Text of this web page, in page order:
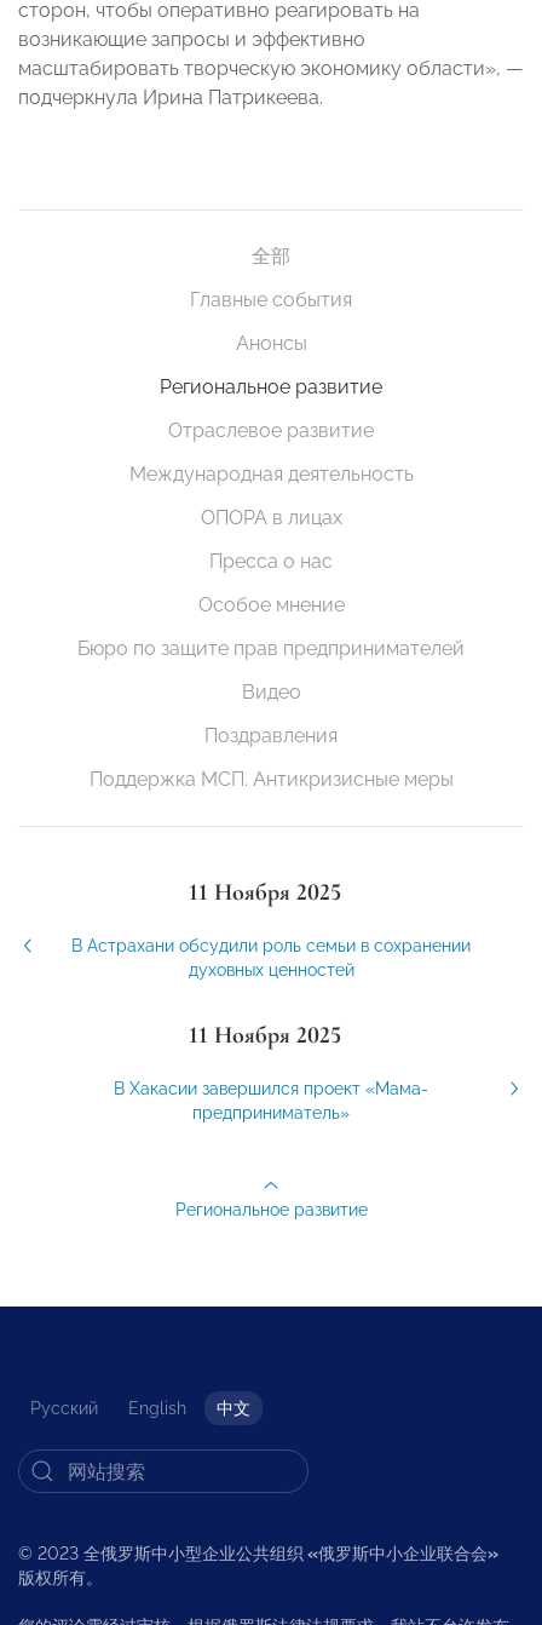
сторон, чтобы оперативно реагировать на
возникающие запросы и эффективно
масштабировать творческую экономику области», —
подчеркнула Ирина Патрикеева.
全部
Главные события
Анонсы
Региональное развитие
Отраслевое развитие
Международная деятельность
ОПОРА в лицах
Пресса о нас
Особое мнение
Бюро по защите прав предпринимателей
Видео
Поздравления
Поддержка МСП. Антикризисные меры
11 Ноября 2025
В Астрахани обсудили роль семьи в сохранении
духовных ценностей
11 Ноября 2025
В Хакасии завершился проект «Мама-
предприниматель»
Региональное развитие
Русский English 中文
© 2023 全俄罗斯中小型企业公共组织 «俄罗斯中小企业联合会»
版权所有。